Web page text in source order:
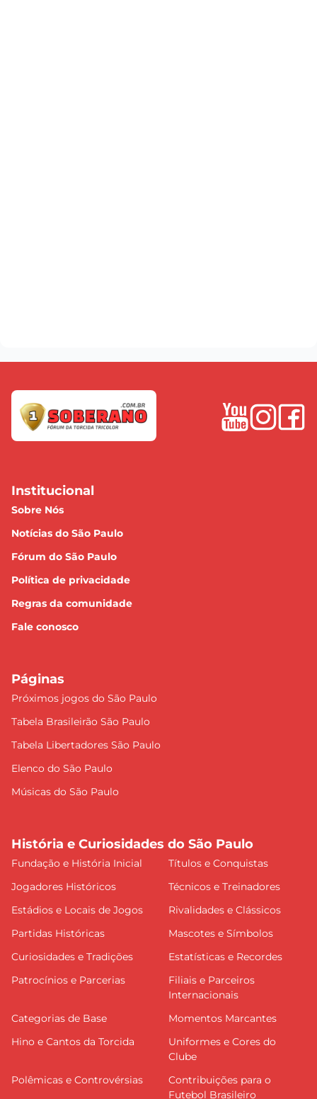
Institucional
Sobre Nós
Notícias do São Paulo
Fórum do São Paulo
Política de privacidade
Regras da comunidade
Fale conosco
Páginas
Próximos jogos do São Paulo
Tabela Brasileirão São Paulo
Tabela Libertadores São Paulo
Elenco do São Paulo
Músicas do São Paulo
História e Curiosidades do São Paulo
Fundação e História Inicial
Títulos e Conquistas
Jogadores Históricos
Técnicos e Treinadores
Estádios e Locais de Jogos
Rivalidades e Clássicos
Partidas Históricas
Mascotes e Símbolos
Curiosidades e Tradições
Estatísticas e Recordes
Patrocínios e Parcerias
Filiais e Parceiros
Internacionais
Categorias de Base
Momentos Marcantes
Hino e Cantos da Torcida
Uniformes e Cores do
Clube
Polêmicas e Controvérsias
Contribuições para o
Futebol Brasileiro